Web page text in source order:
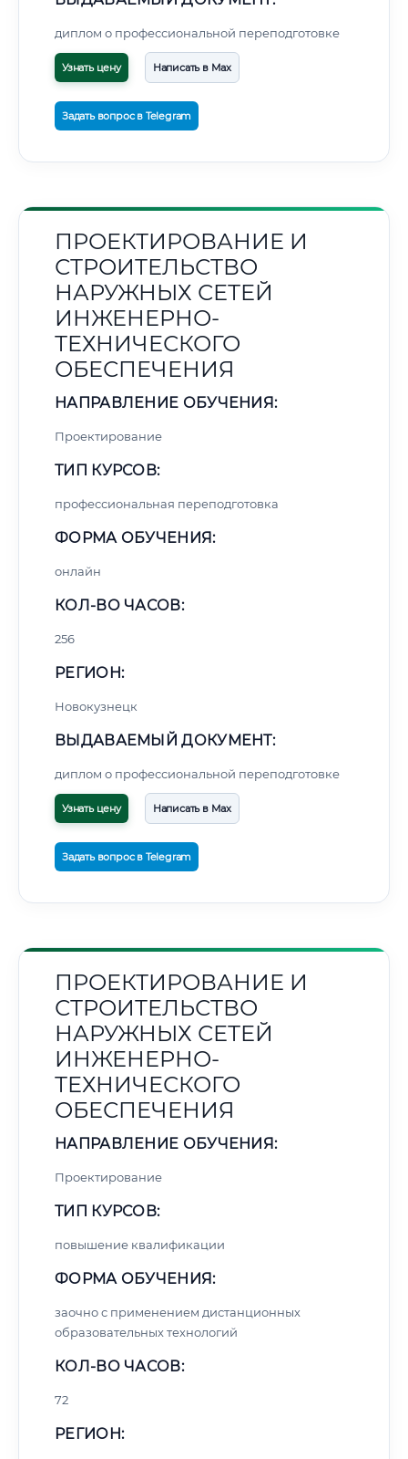
диплом о профессиональной переподготовке
Узнать цену Написать в Max
Задать вопрос в Telegram
ПРОЕКТИРОВАНИЕ И
СТРОИТЕЛЬСТВО
НАРУЖНЫХ СЕТЕЙ
ИНЖЕНЕРНО-
ТЕХНИЧЕСКОГО
ОБЕСПЕЧЕНИЯ
НАПРАВЛЕНИЕ ОБУЧЕНИЯ:
Проектирование
ТИП КУРСОВ:
профессиональная переподготовка
ФОРМА ОБУЧЕНИЯ:
онлайн
КОЛ-ВО ЧАСОВ:
256
РЕГИОН:
Новокузнецк
ВЫДАВАЕМЫЙ ДОКУМЕНТ:
диплом о профессиональной переподготовке
Узнать цену Написать в Max
Задать вопрос в Telegram
ПРОЕКТИРОВАНИЕ И
СТРОИТЕЛЬСТВО
НАРУЖНЫХ СЕТЕЙ
ИНЖЕНЕРНО-
ТЕХНИЧЕСКОГО
ОБЕСПЕЧЕНИЯ
НАПРАВЛЕНИЕ ОБУЧЕНИЯ:
Проектирование
ТИП КУРСОВ:
повышение квалификации
ФОРМА ОБУЧЕНИЯ:
заочно с применением дистанционных
образовательных технологий
КОЛ-ВО ЧАСОВ:
72
РЕГИОН: